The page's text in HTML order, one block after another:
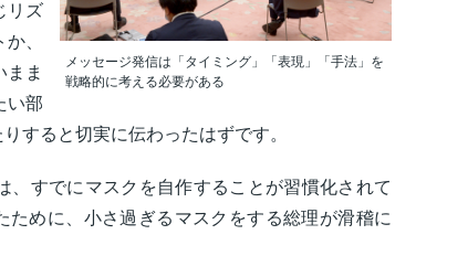
メッセージ発信は「タイミング」「表現」「手法」を
戦略的に考える必要がある
リズ
、
ま
い部
すると切実に伝わったはずです。
、すでにマスクを自作することが習慣化されて
ために、小さ過ぎるマスクをする総理が滑稽に